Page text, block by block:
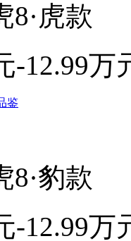
8·虎款
-12.99万
鉴
8·豹款
-12.99万